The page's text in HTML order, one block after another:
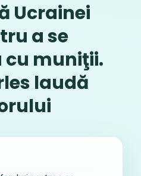
Ucrainei
a se
cu muniţii.
laudă